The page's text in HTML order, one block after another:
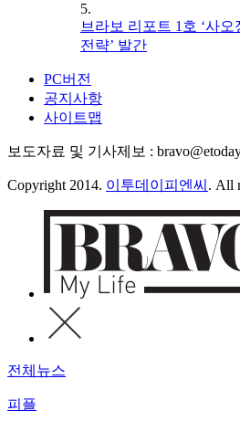
5.
브라보 리포트 1호 ‘사오
전략’ 발간
PC버전
공지사항
사이트맵
보도자료 및 기사제보 :
Copyright 2014. 이투데이피엔씨 . All
전체뉴스
피플